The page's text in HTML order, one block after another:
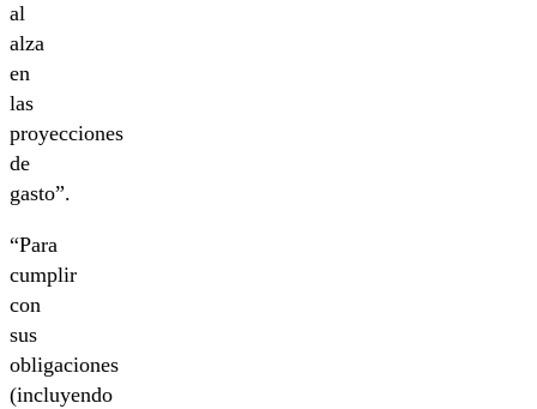
al
alza
en
las
proyecciones
de
gasto”.
“Para
cumplir
con
sus
obligaciones
(incluyendo